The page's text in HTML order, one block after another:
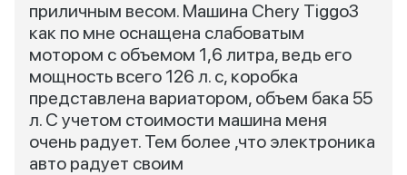
приличным весом. Машина Сhery Тiggo3
как по мне оснащена слабоватым
мотором с объемом 1,6 литра, ведь его
мощность всего 126 л. с, коробка
представлена вариатором, объем бака 55
л. С учетом стоимости машина меня
очень радует. Тем более ,что электроника
авто радует своим